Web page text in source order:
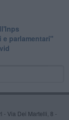
parlamentari"
- Via Dei Martelli, 8 -